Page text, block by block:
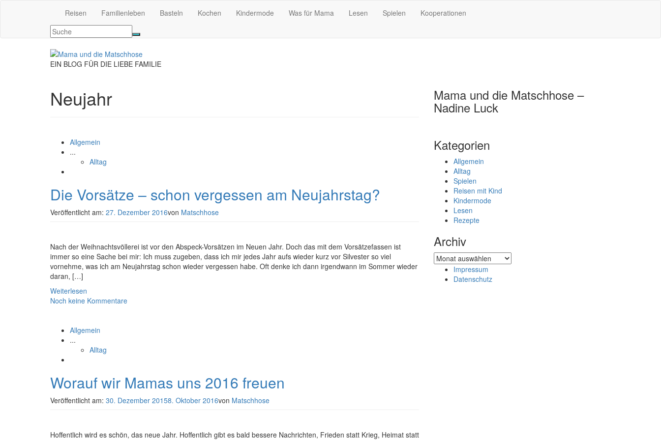
Reisen Familienleben Basteln Kochen Kindermode Was für Mama Lesen Spielen Kooperationen
EIN BLOG FÜR DIE LIEBE FAMILIE
Neujahr
Allgemein
...
Alltag
Die Vorsätze – schon vergessen am Neujahrstag?
Veröffentlicht am: 27. Dezember 2016von Matschhose
Nach der Weihnachtsvöllerei ist vor den Abspeck-Vorsätzen im Neuen Jahr. Doch das mit dem Vorsätzefassen ist
immer so eine Sache bei mir: Ich muss zugeben, dass ich mir jedes Jahr aufs wieder kurz vor Silvester so viel
vornehme, was ich am Neujahrstag schon wieder vergessen habe. Oft denke ich dann irgendwann im Sommer wieder
daran, […]
Weiterlesen
Noch keine Kommentare
Allgemein
...
Alltag
Worauf wir Mamas uns 2016 freuen
Veröffentlicht am: 30. Dezember 20158. Oktober 2016von Matschhose
Hoffentlich wird es schön, das neue Jahr. Hoffentlich gibt es bald bessere Nachrichten, Frieden statt Krieg, Heimat statt
Mama und die Matschhose –
Nadine Luck
Kategorien
Allgemein
Alltag
Spielen
Reisen mit Kind
Kindermode
Lesen
Rezepte
Archiv
Archiv
Impressum
Datenschutz